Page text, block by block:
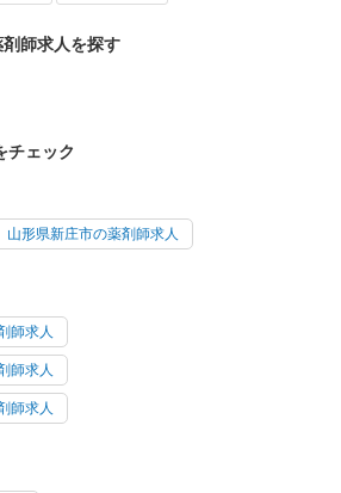
師求人を探す
チェック
山形県新庄市の薬剤師求人
師求人
師求人
師求人